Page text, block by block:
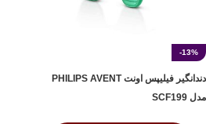
-13%
دندانگیر فیلیپس اونت PHILIPS AVENT
مدل SCF199